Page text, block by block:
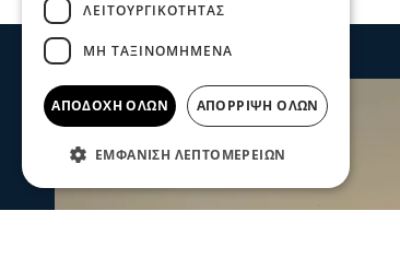
ΛΕΙΤΟΥΡΓΙΚΌΤΗΤΑΣ
ΜΗ ΤΑΞΙΝΟΜΗΜΈΝΑ
ΑΠΟΔΟΧΉ ΌΛΩΝ ΑΠΌΡΡΙΨΗ ΌΛΩΝ
ΕΜΦΆΝΙΣΗ ΛΕΠΤΟΜΕΡΕΙΏΝ